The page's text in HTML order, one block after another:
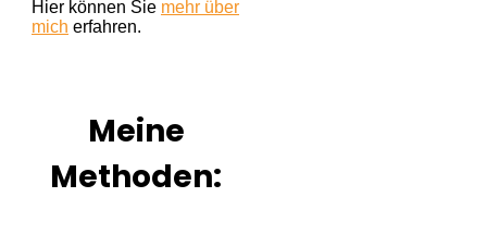
Hier können Sie mehr über
mich erfahren.
Meine
Methoden: